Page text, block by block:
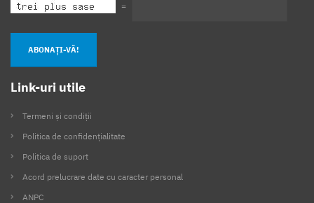
=
ABONAȚI-VĂ!
Link-uri utile
Termeni și condiții
Politica de confidențialitate
Politica de suport
Acord prelucrare date cu caracter personal
ANPC